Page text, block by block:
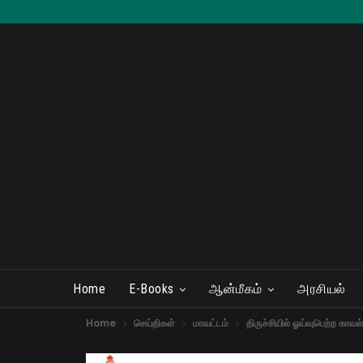
Home E-Books ஆன்மீகம் அரசியல்
Home செய்திகள் மாவட்டம் திருச்சியில் ஓய்வுபெற்ற